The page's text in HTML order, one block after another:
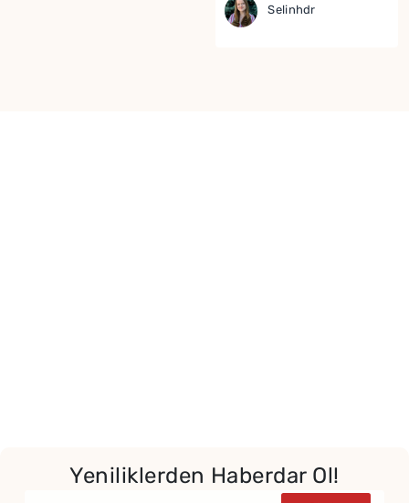
Selinhdr
Yeniliklerden Haberdar Ol!